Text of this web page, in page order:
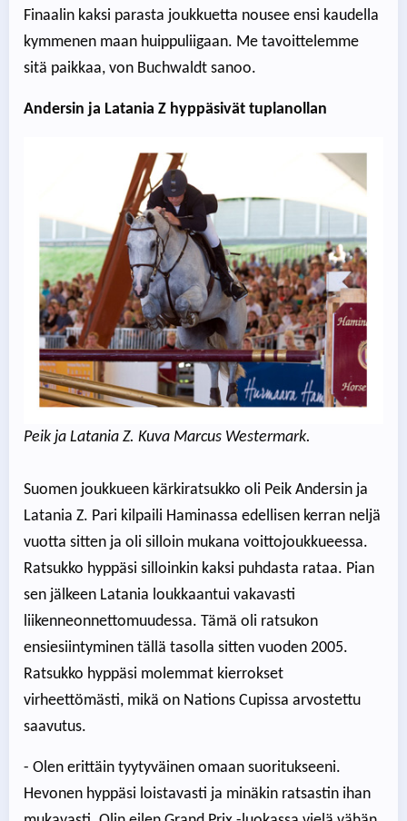
Finaalin kaksi parasta joukkuetta nousee ensi kaudella
kymmenen maan huippuliigaan. Me tavoittelemme
sitä paikkaa, von Buchwaldt sanoo.
Andersin ja Latania Z hyppäsivät tuplanollan
Peik ja Latania Z. Kuva Marcus Westermark.
Suomen joukkueen kärkiratsukko oli Peik Andersin ja
Latania Z. Pari kilpaili Haminassa edellisen kerran neljä
vuotta sitten ja oli silloin mukana voittojoukkueessa.
Ratsukko hyppäsi silloinkin kaksi puhdasta rataa. Pian
sen jälkeen Latania loukkaantui vakavasti
liikenneonnettomuudessa. Tämä oli ratsukon
ensiesiintyminen tällä tasolla sitten vuoden 2005.
Ratsukko hyppäsi molemmat kierrokset
virheettömästi, mikä on Nations Cupissa arvostettu
saavutus.
- Olen erittäin tyytyväinen omaan suoritukseeni.
Hevonen hyppäsi loistavasti ja minäkin ratsastin ihan